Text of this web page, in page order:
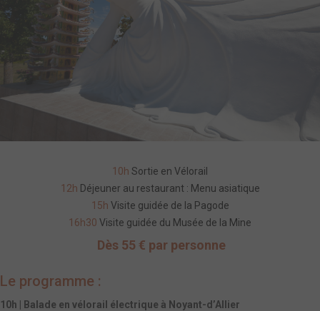
10h Sortie en Vélorail
12h Déjeuner au restaurant : Menu asiatique
15h Visite guidée de la Pagode
16h30 Visite guidée du Musée de la Mine
Dès 55 € par personne
Le programme :
10h | Balade en vélorail électrique à Noyant-d’Allier